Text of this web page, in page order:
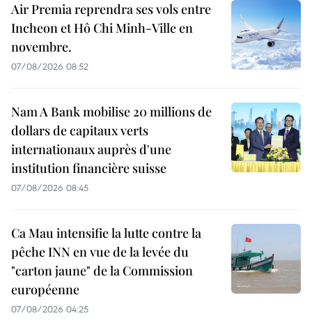
Air Premia reprendra ses vols entre
Incheon et Hô Chi Minh-Ville en
novembre.
07/08/2026 08:52
Nam A Bank mobilise 20 millions de
dollars de capitaux verts
internationaux auprès d'une
institution financière suisse
07/08/2026 08:45
Ca Mau intensifie la lutte contre la
pêche INN en vue de la levée du
"carton jaune" de la Commission
européenne
07/08/2026 04:25